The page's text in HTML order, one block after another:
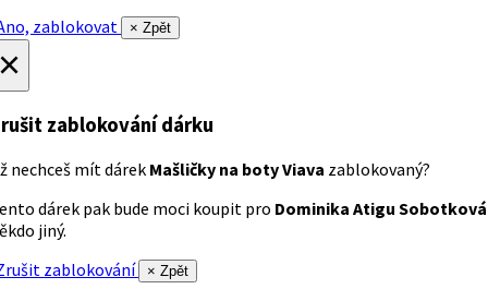
zablokovat
× Zpět
zablokování dárku
nechceš mít dárek Mašličky na boty Viava zablokovaný?
dárek pak bude moci koupit pro Dominika Atigu Sobotková
jiný.
zablokování
× Zpět